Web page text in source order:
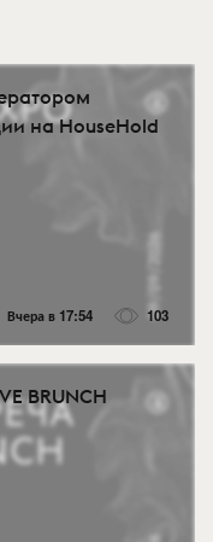
на HouseHold
Вчера в 17:54 103
BRUNCH